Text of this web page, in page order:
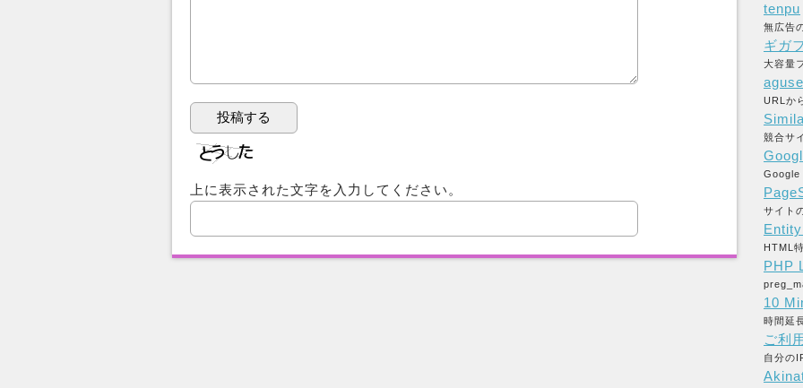
上に表示された文字を入力してください。
tenpu
無広告
ギガ
大容量
URLか
競合サ
Google
サイト
HTML
PHP
10
時間延
ご利
自分の